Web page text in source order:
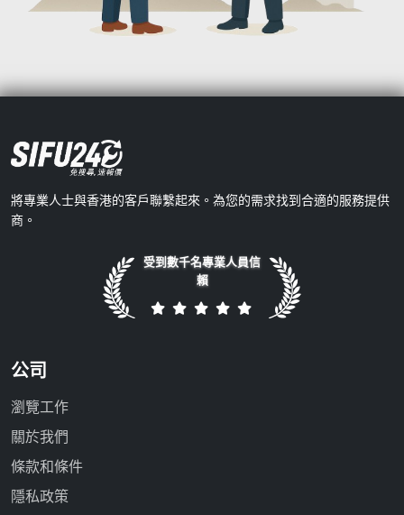
將專業人士與香港的客戶聯繫起來。為您的需求找到合適的服務提供
商。
受到數千名專業人員信
賴
公司
瀏覽工作
關於我們
條款和條件
隱私政策